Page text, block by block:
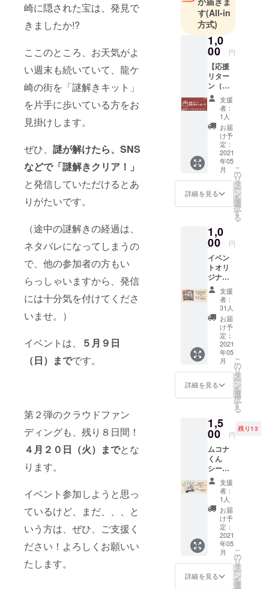
崎に隠された宝は、発見で
きましたか!?
ここのところ、お天気がよ
い週末も続いていて、龍ケ
崎の街を「謎解きキット」
を片手に歩いている方をお
見掛けします。
ぜひ、 謎が解けたら、SNS
などで「謎解きクリア！」
と発信していただけるとあ
りがたいです。
（途中の謎解きの経過は、
ネタバレになってしまうの
で、他の参加者の方もい
らっしゃいますから、発信
には十分気を付けてくださ
いませ。）
イベントは、
５月９日
（日）までです。
第２弾のクラウドファン
ディングも、残り８日間！
４月２０日（火）までとな
ります。
イベント参加しようと思っ
ているけど、まだ、、、と
いう方は、ぜひ、ご支援く
ださい！よろしくお願いい
たします。
す(All-in
方式)
1,0
00 円
【応援
リター
ン（個
人の方
な
ど）】
お礼状
を送付
させて
いただ
きま
す。 ・
支援い
ただき
ました
金額
回の謎
解き宝
探しイ
ベント
実施に
あたっ
ての経
費の一
部に充
てさせ
ていた
だきま
す。 ・
支援額
は1,000
円単位
で口数
か、支
援額の
上乗せ
支援も
受け付
けてい
ます。
(例)1万
円のご
支援の
場合、
1,000円
×10口で
支援設
定を
行って
いただ
くか、1
支援
者：
1人
お届
け予
定：
2021
年05
月
詳細を見る
こ
の
リ
タ
ー
ン
を
選
択
す
る
1,0
00 円
イベン
トオリ
ジナル
クリア
ファイ
ル【謎
解きイ
ベント
in龍ケ
崎実行
委員会
提供】
■リター
ンの内
容 ・謎
解き宝
ベント
のオリ
ジナル
クリア
ファイ
ル(1枚)
●このリ
ターン
を選択
された
場合、
謎解き
宝探し
イベン
トへの
参加が
できま
支援
者：
31人
お届
け予
定：
2021
年05
月
詳細を見る
こ
の
リ
タ
ー
ン
を
選
択
す
る
1,5
00 円
残り13
ムコナ
くん
シール
【JR東
日本水
戸支社
提供】
■リター
ンの内
容 ・JR
東日本
水戸支
社E657
系イ
メージ
支援
者：
1人
お届
け予
定：
2021
年05
月
詳細を見る
こ
の
リ
タ
ー
ン
を
選